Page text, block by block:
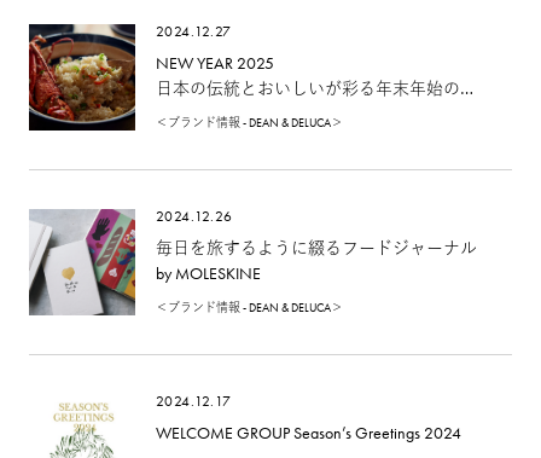
2024.12.27
NEW YEAR 2025
日本の伝統とおいしいが彩る年末年始の特
別なごちそうごはん、
＜ブランド情報 - DEAN & DELUCA＞
2024.12.26
毎日を旅するように綴るフードジャーナル
by MOLESKINE
＜ブランド情報 - DEAN & DELUCA＞
2024.12.17
WELCOME GROUP Season’s Greetings 2024